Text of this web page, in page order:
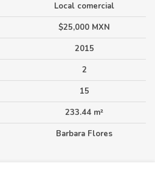
Local comercial
$25,000 MXN
2015
2
15
233.44 m²
Barbara Flores